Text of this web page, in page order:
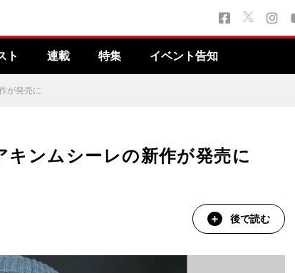
ト 連載 特集 イベント告知
が発売に
ンムシーレの新作が発売に
後で読む